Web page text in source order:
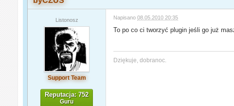
Listonosz
Support Team
Reputacja: 752
Guru
Napisano08.05.2010 20:35
To po co ci tworzyć plugin jeśli go już
Dziękuje, dobranoc.